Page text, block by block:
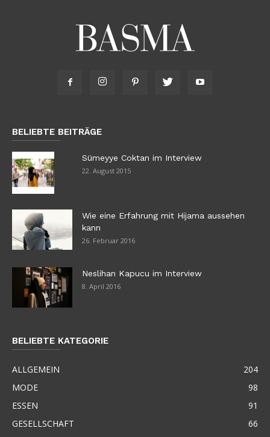
BELIEBTE BEITRÄGE
Sümeyye Coktan im Interview
22. August 2015
Wie eine Erfahrung mit Hijama aussehen
kann
26. Februar 2016
Neslihan Kapucu im Interview
8. April 2016
BELIEBTE KATEGORIE
ALLGEMEIN
204
MODE
98
ESSEN
91
GESELLSCHAFT
66